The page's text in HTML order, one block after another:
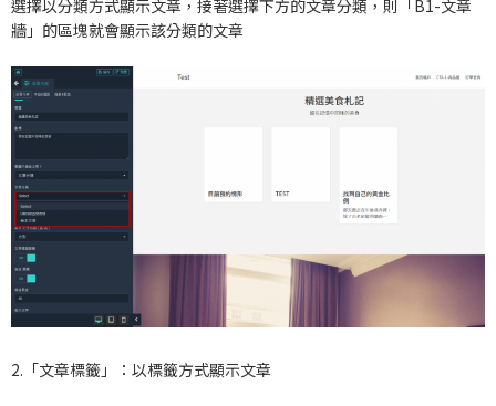
選擇以分類方式顯示文章，接著選擇下方的文章分類，則「B1-文章
牆」的區塊就會顯示該分類的文章
2.「文章標籤」：以標籤方式顯示文章